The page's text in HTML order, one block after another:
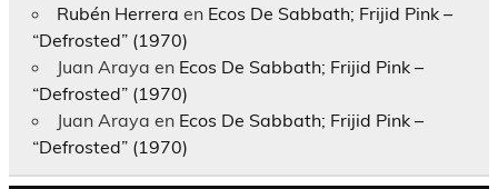
Rubén Herrera en Ecos De Sabbath; Frijid Pink –
“Defrosted” (1970)
Juan Araya en Ecos De Sabbath; Frijid Pink –
“Defrosted” (1970)
Juan Araya en Ecos De Sabbath; Frijid Pink –
“Defrosted” (1970)